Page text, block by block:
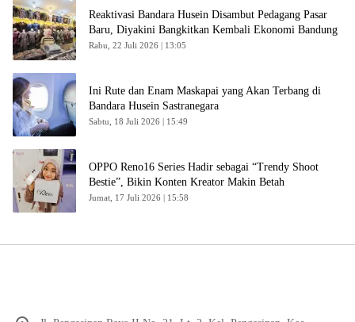
Reaktivasi Bandara Husein Disambut Pedagang Pasar
Baru, Diyakini Bangkitkan Kembali Ekonomi Bandung
Rabu, 22 Juli 2026 | 13:05
Ini Rute dan Enam Maskapai yang Akan Terbang di
Bandara Husein Sastranegara
Sabtu, 18 Juli 2026 | 15:49
OPPO Reno16 Series Hadir sebagai “Trendy Shoot
Bestie”, Bikin Konten Kreator Makin Betah
Jumat, 17 Juli 2026 | 15:58